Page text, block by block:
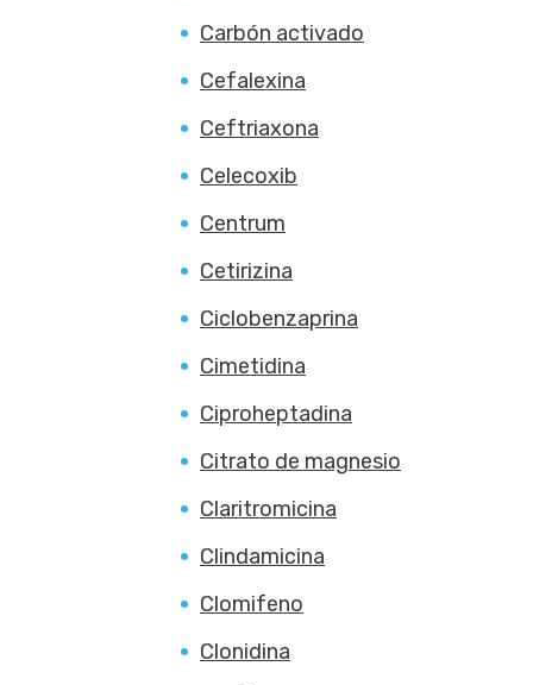
Carbón activado
Cefalexina
Ceftriaxona
Celecoxib
Centrum
Cetirizina
Ciclobenzaprina
Cimetidina
Ciproheptadina
Citrato de magnesio
Claritromicina
Clindamicina
Clomifeno
Clonidina